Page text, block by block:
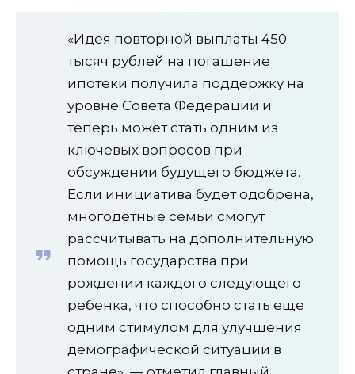
«Идея повторной выплаты 450
тысяч рублей на погашение
ипотеки получила поддержку на
уровне Совета Федерации и
теперь может стать одним из
ключевых вопросов при
обсуждении будущего бюджета.
Если инициатива будет одобрена,
многодетные семьи смогут
рассчитывать на дополнительную
помощь государства при
рождении каждого следующего
ребенка, что способно стать еще
одним стимулом для улучшения
демографической ситуации в